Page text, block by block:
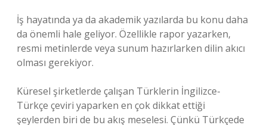
İş hayatında ya da akademik yazılarda bu konu daha
da önemli hale geliyor. Özellikle rapor yazarken,
resmi metinlerde veya sunum hazırlarken dilin akıcı
olması gerekiyor.
Küresel şirketlerde çalışan Türklerin İngilizce-
Türkçe çeviri yaparken en çok dikkat ettiği
şeylerden biri de bu akış meselesi. Çünkü Türkçede